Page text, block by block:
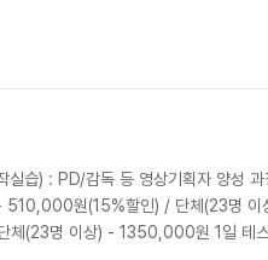
습) : PD/감독 등 영상기획자 양성 과
510,000원(15%할인) / 단체(23명
(23명 이상) - 1350,000원 1일 테